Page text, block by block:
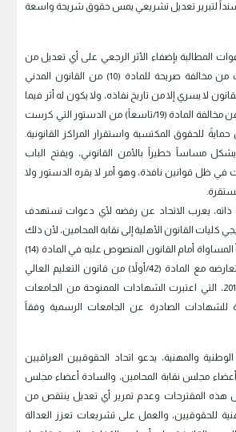
سنداً لتبرير تعديل تشريعي يمس حقوق شريحة واسعة
المطالبة بإضفاء الأثر الرجعي على أي تعديل من
هذا القبيل، لما في ذلك من مخالفة صريحة للمادة (10) من القانون المدني
لا يسري إلا من تاريخ نفاذه، ولا يكون له أثر فيما
سبق من الوقائع، فضلاً عن مخالفة المادة (19/تاسعاً) من الدستور التي كرست
للحقوق المكتسبة واستقرار المراكز القانونية.
يشكل مساساً خطيراً بالأمن القانوني، ويفتح الباب
ظل قوانين نافذة، وهو أمر لا يقره الدستور ولا
ذاته، يعرب الاتحاد عن رفضه لأي دعوات تستهدف
كليات القانون الأهلية إلى نقابة المحامين، لأن ذلك
يمثل مخالفة صريحة لمبدأ المساواة أمام القانون المنصوص عليه في المادة (14)
من الدستور، فضلاً عن تعارضه مع المادة (42/أولاً) من قانون التعليم العالي
الأهلي رقم (25) لسنة 2016، التي اعتبرت الشهادات الممنوحة من الجامعات
للشهادات الصادرة عن الجامعات الرسمية وفقاً
والمهنية، يدعو اتحاد الحقوقيين العراقيين
مجلس نقابة المحامين، والسادة أعضاء مجلس
هذه المقترحات وعدم تمرير أي تعديل ينتقص من
للحقوقيين، والعمل على تشريعات تعزز العدالة